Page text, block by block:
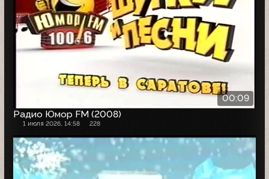
00:09
Радио Юмор FM (2008)
1 июля 2026, 14:58 228